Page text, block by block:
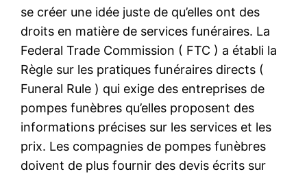
se créer une idée juste de qu’elles ont des
droits en matière de services funéraires. La
Federal Trade Commission ( FTC ) a établi la
Règle sur les pratiques funéraires directs (
Funeral Rule ) qui exige des entreprises de
pompes funèbres qu’elles proposent des
informations précises sur les services et les
prix. Les compagnies de pompes funèbres
doivent de plus fournir des devis écrits sur